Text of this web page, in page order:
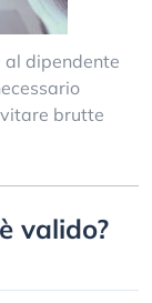
al dipendente
brutte
valido?